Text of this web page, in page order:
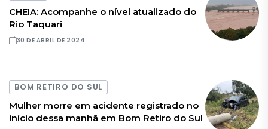
CHEIA: Acompanhe o nível atualizado do
Rio Taquari
30 DE ABRIL DE 2024
BOM RETIRO DO SUL
Mulher morre em acidente registrado no
início dessa manhã em Bom Retiro do Sul